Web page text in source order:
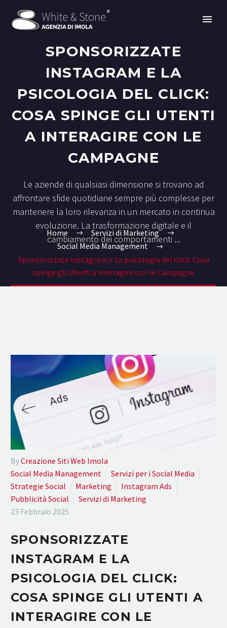
SPONSORIZZATE
INSTAGRAM E LA
PSICOLOGIA DEL CLICK:
COSA SPINGE GLI UTENTI
A INTERAGIRE CON LE
CAMPAGNE
Le aziende di qualsiasi dimensione si trovano ad
affrontare sfide quotidiane sempre più complesse per
mantenere la loro rilevanza in un mercato in continua
evoluzione. La trasformazione digitale e il
cambiamento dei comportamenti ...
Home
Servizi di Marketing
Social Media Management
Sponsorizzate Instagram e La psicologia del click: Cosa
spinge gli Utenti a Interagire con le Campagne
ByCreazione Siti Web Imola
Social Media Management
Servizi per i Social Media
Strategie Social
Marketing
Instagram Ads
Pubblicità Social
Servizi di Marketing
23 Febbraio 2025
SPONSORIZZATE
INSTAGRAM E LA
PSICOLOGIA DEL CLICK:
COSA SPINGE GLI UTENTI A
INTERAGIRE CON LE